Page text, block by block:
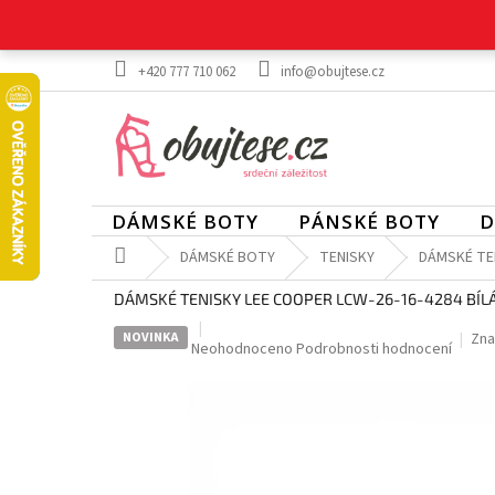
obsah
+420 777 710 062 info@obujtese.cz
DÁMSKÉ BOTY PÁNSKÉ BOTY
Domů DÁMSKÉ BOTY TENISKY DÁMSKÉ
DÁMSKÉ TENISKY LEE COOPER LCW-26-16-4284
NOVINKA
Průměrné
Neohodnoceno Podrobnosti hodnocení